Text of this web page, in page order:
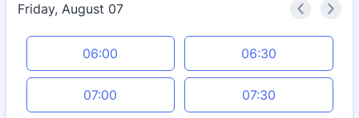
Friday, August 07 < >
Appointment time
06:00 06:30
07:00 07:30